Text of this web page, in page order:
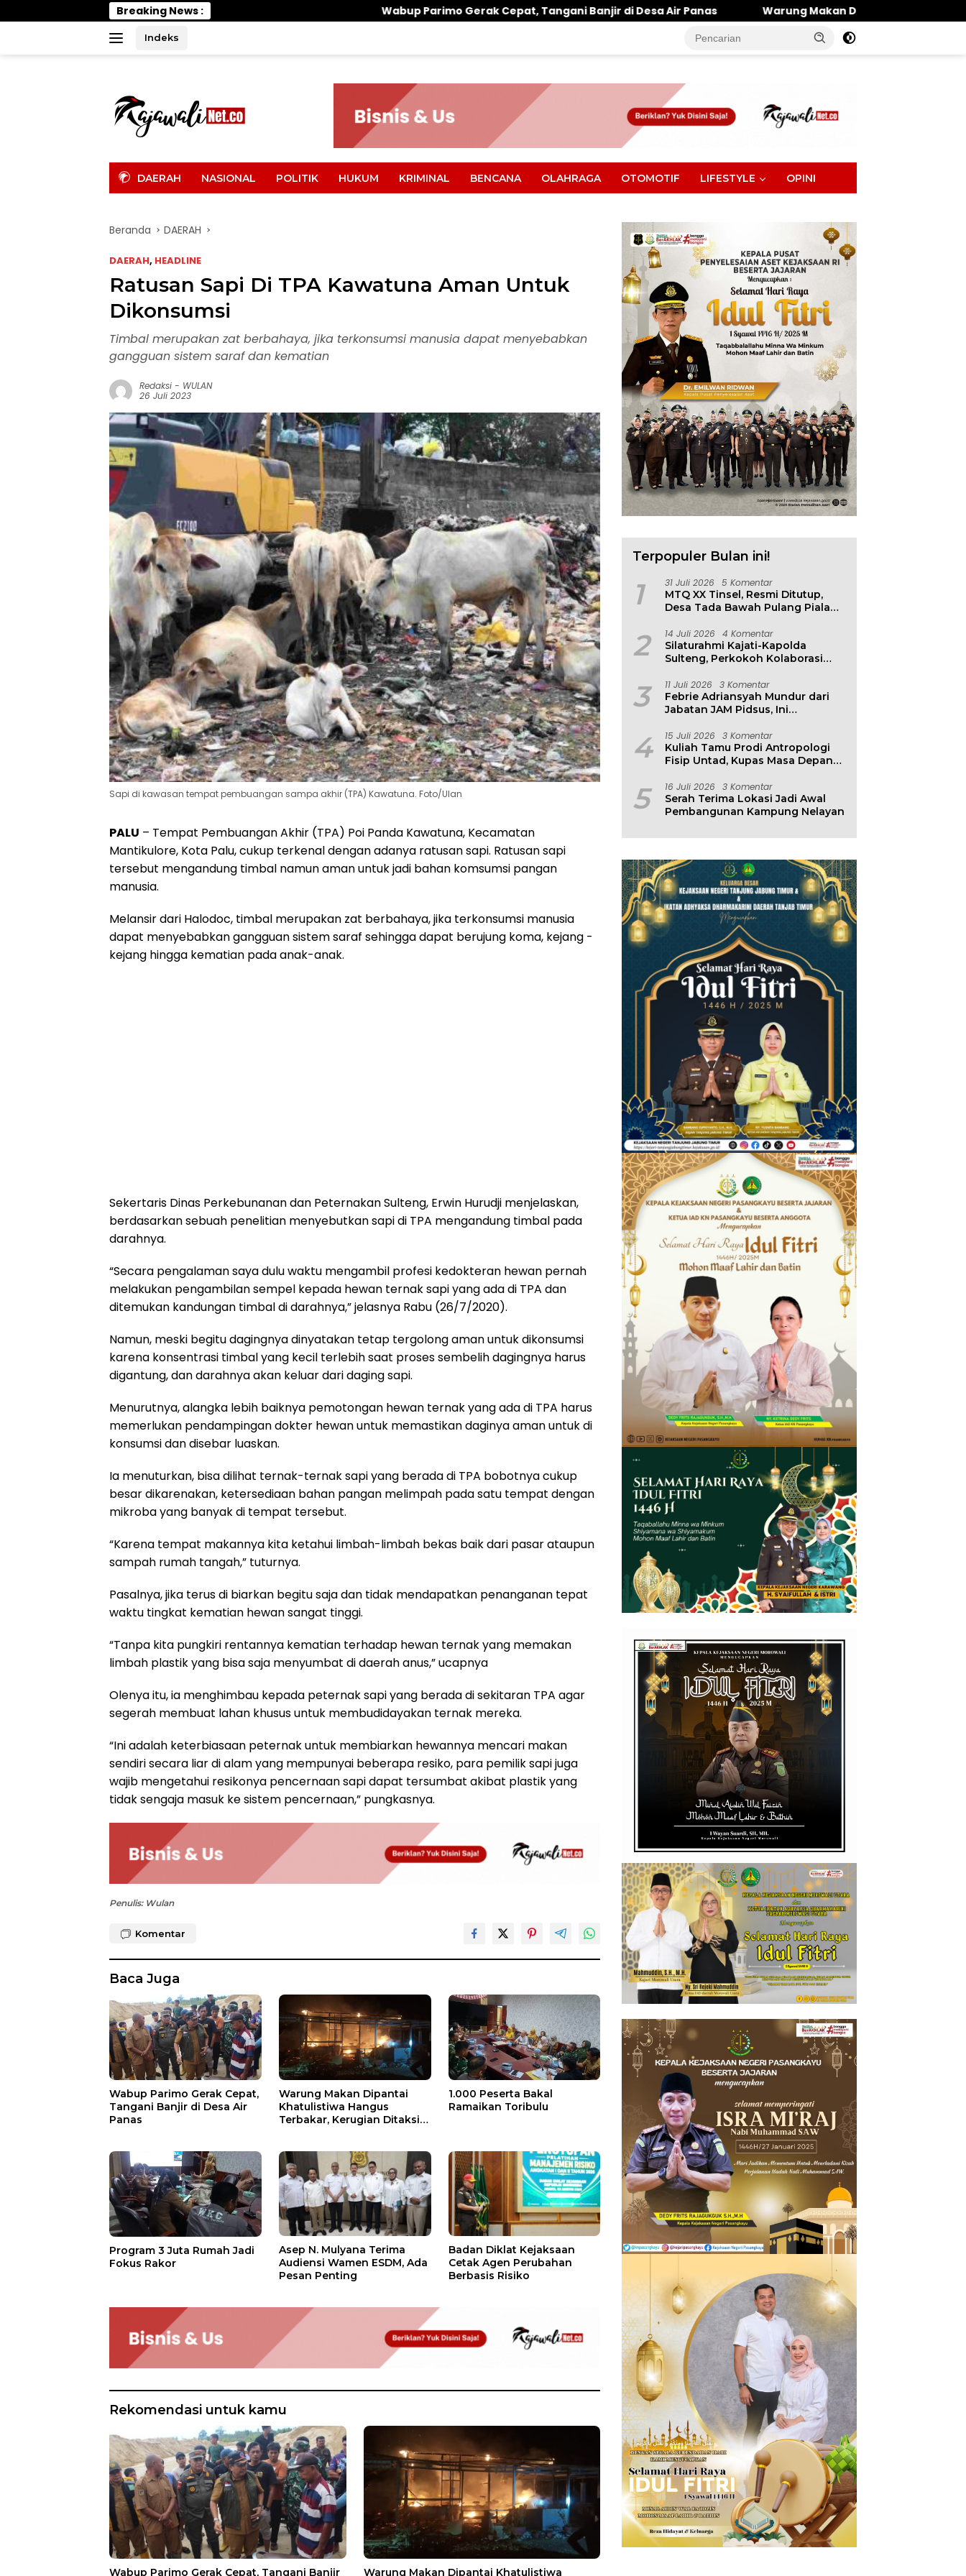
ke
Breaking News : Wabup Parimo Gerak Cepat, Tangani Banjir di Desa Air Panas Warung Makan Dipantai Khatulistiwa Hangus Terbakar,
Indeks
DAERAH NASIONAL POLITIK HUKUM KRIMINAL BENCANA OLAHRAGA OTOMOTIF LIFESTYLE OPINI
Beranda DAERAH
DAERAH, HEADLINE
Ratusan Sapi Di TPA Kawatuna Aman Untuk
Dikonsumsi
Timbal merupakan zat berbahaya, jika terkonsumsi manusia dapat menyebabkan
gangguan sistem saraf dan kematian
Redaksi - WULAN
26 Juli 2023
Sapi di kawasan tempat pembuangan sampa akhir (TPA) Kawatuna. Foto/Ulan
PALU – Tempat Pembuangan Akhir (TPA) Poi Panda Kawatuna, Kecamatan
Mantikulore, Kota Palu, cukup terkenal dengan adanya ratusan sapi. Ratusan sapi
tersebut mengandung timbal namun aman untuk jadi bahan komsumsi pangan
manusia.
Melansir dari Halodoc, timbal merupakan zat berbahaya, jika terkonsumsi manusia
dapat menyebabkan gangguan sistem saraf sehingga dapat berujung koma, kejang -
kejang hingga kematian pada anak-anak.
Sekertaris Dinas Perkebunanan dan Peternakan Sulteng, Erwin Hurudji menjelaskan,
berdasarkan sebuah penelitian menyebutkan sapi di TPA mengandung timbal pada
darahnya.
“Secara pengalaman saya dulu waktu mengambil profesi kedokteran hewan pernah
melakukan pengambilan sempel kepada hewan ternak sapi yang ada di TPA dan
ditemukan kandungan timbal di darahnya,” jelasnya Rabu (26/7/2020).
Namun, meski begitu dagingnya dinyatakan tetap tergolong aman untuk dikonsumsi
karena konsentrasi timbal yang kecil terlebih saat proses sembelih dagingnya harus
digantung, dan darahnya akan keluar dari daging sapi.
Menurutnya, alangka lebih baiknya pemotongan hewan ternak yang ada di TPA harus
memerlukan pendampingan dokter hewan untuk memastikan daginya aman untuk di
konsumsi dan disebar luaskan.
Ia menuturkan, bisa dilihat ternak-ternak sapi yang berada di TPA bobotnya cukup
besar dikarenakan, ketersediaan bahan pangan melimpah pada satu tempat dengan
mikroba yang banyak di tempat tersebut.
“Karena tempat makannya kita ketahui limbah-limbah bekas baik dari pasar ataupun
sampah rumah tangah,” tuturnya.
Pasalnya, jika terus di biarkan begitu saja dan tidak mendapatkan penanganan tepat
waktu tingkat kematian hewan sangat tinggi.
“Tanpa kita pungkiri rentannya kematian terhadap hewan ternak yang memakan
limbah plastik yang bisa saja menyumbat di daerah anus,” ucapnya
Olenya itu, ia menghimbau kepada peternak sapi yang berada di sekitaran TPA agar
segerah membuat lahan khusus untuk membudidayakan ternak mereka.
“Ini adalah keterbiasaan peternak untuk membiarkan hewannya mencari makan
sendiri secara liar di alam yang mempunyai beberapa resiko, para pemilik sapi juga
wajib mengetahui resikonya pencernaan sapi dapat tersumbat akibat plastik yang
tidak sengaja masuk ke sistem pencernaan,” pungkasnya.
Penulis: Wulan
Komentar
Baca Juga
Wabup Parimo Gerak Cepat,
Tangani Banjir di Desa Air
Panas
Warung Makan Dipantai
Khatulistiwa Hangus
Terbakar, Kerugian Ditaksir
1.000 Peserta Bakal
Ramaikan Toribulu
Program 3 Juta Rumah Jadi
Fokus Rakor
Asep N. Mulyana Terima
Audiensi Wamen ESDM, Ada
Pesan Penting
Badan Diklat Kejaksaan
Cetak Agen Perubahan
Berbasis Risiko
Rekomendasi untuk kamu
Wabup Parimo Gerak Cepat, Tangani Banjir Warung Makan Dipantai Khatulistiwa
Terpopuler Bulan ini!
1 31 Juli 2026 5 Komentar
MTQ XX Tinsel, Resmi Ditutup,
Desa Tada Bawah Pulang Piala
2 14 Juli 2026 4 Komentar
Silaturahmi Kajati-Kapolda
Sulteng, Perkokoh Kolaborasi
3 11 Juli 2026 3 Komentar
Febrie Adriansyah Mundur dari
Jabatan JAM Pidsus, Ini
4 15 Juli 2026 3 Komentar
Kuliah Tamu Prodi Antropologi
Fisip Untad, Kupas Masa Depan
Lingkungan
5 16 Juli 2026 3 Komentar
Serah Terima Lokasi Jadi Awal
Pembangunan Kampung Nelayan